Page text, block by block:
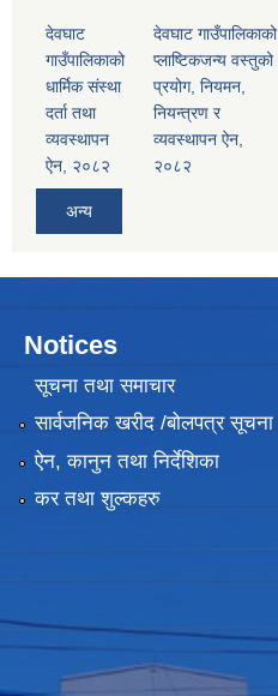
देवघाट
गाउँपालिकाको
धार्मिक संस्था
दर्ता तथा
व्यवस्थापन
ऐन, २०८२
देवघाट गाउँपालिकाको
प्लाष्टिकजन्य वस्तुको
प्रयोग, नियमन,
नियन्त्रण र
व्यवस्थापन ऐन,
२०८२
अन्य
Notices
सूचना तथा समाचार
सार्वजनिक खरीद /बोलपत्र सूचना
ऐन, कानुन तथा निर्देशिका
कर तथा शुल्कहरु